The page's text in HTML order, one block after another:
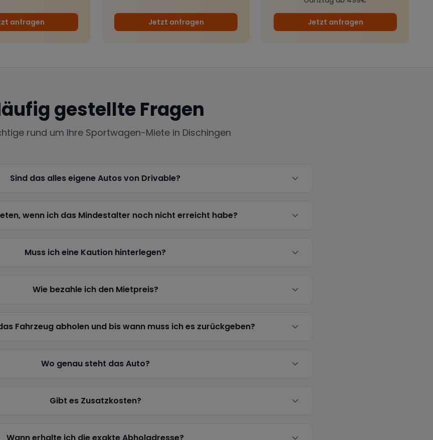
anfragen Jetzt anfragen Jetzt anfragen
gestellte Fragen
rund um Ihre Sportwagen-Miete in Dischingen
Sind das alles eigene Autos von Drivable?
wenn ich das Mindestalter noch nicht erreicht habe?
Muss ich eine Kaution hinterlegen?
Wie bezahle ich den Mietpreis?
Fahrzeug abholen und bis wann muss ich es zurückgeben?
Wo genau steht das Auto?
Gibt es Zusatzkosten?
Wann erhalte ich die exakte Abholadresse?